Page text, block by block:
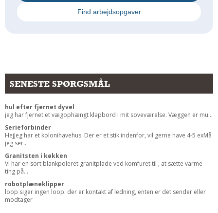
Belægning
Rengøring Af Overflader
Find arbejdsopgaver
SENESTE SPØRGSMÅL
hul efter fjernet dyvel
jeg har fjernet et vægophængt klapbord i mit soveværelse. Væggen er mu...
Serieforbinder
HejJeg har et kolonihavehus. Der er et stik indenfor, vil gerne have 4-5 exMå
jeg ser...
Granitsten i køkken
Vi har en sort blankpoleret granitplade ved komfuret til , at sætte varme
ting på...
robotplæneklipper
loop siger ingen loop. der er kontakt af ledning, enten er det sender eller
modtager